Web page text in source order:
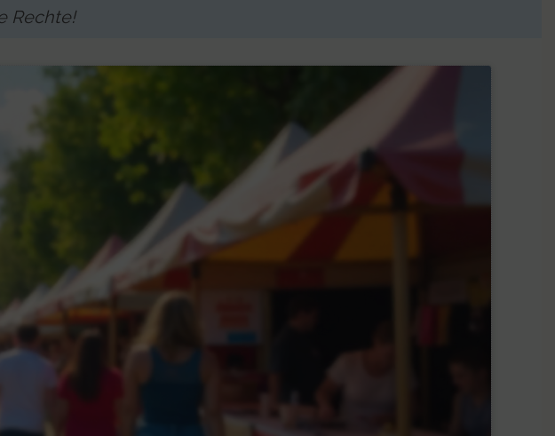
Rechte!